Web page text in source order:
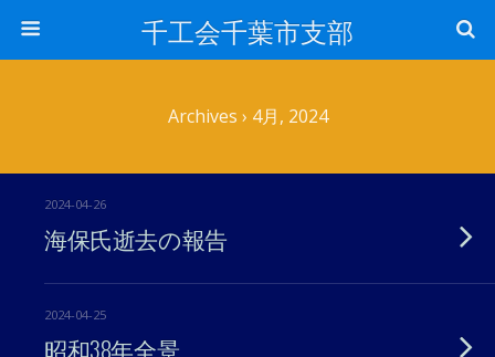
千工会千葉市支部
Archives › 4月, 2024
2024-04-26
海保氏逝去の報告
2024-04-25
昭和38年全景